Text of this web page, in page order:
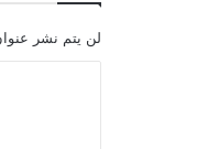
لن يتم نشر